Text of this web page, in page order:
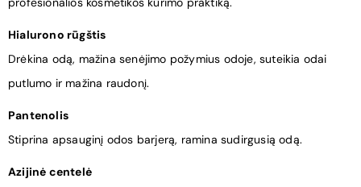
Hialurono rūgštis
Drėkina odą, mažina senėjimo požymius odoje, suteikia odai
putlumo ir mažina raudonį.
Pantenolis
Stiprina apsauginį odos barjerą, ramina sudirgusią odą.
Azijinė centelė